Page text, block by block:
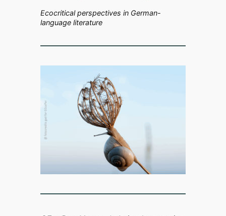
Ecocritical perspectives in German-
language literature